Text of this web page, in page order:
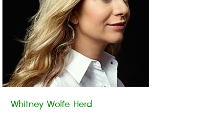
Whitney Wolfe Herd